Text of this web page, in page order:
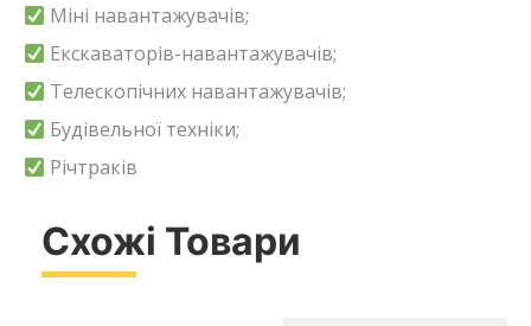
Міні навантажувачів;
Екскаваторів-навантажувачів;
Телескопічних навантажувачів;
Будівельної техніки;
Річтраків
Схожі Товари